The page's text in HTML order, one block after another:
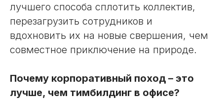
лучшего способа сплотить коллектив,
перезагрузить сотрудников и
вдохновить их на новые свершения, чем
совместное приключение на природе.
Почему корпоративный поход – это
лучше, чем тимбилдинг в офисе?